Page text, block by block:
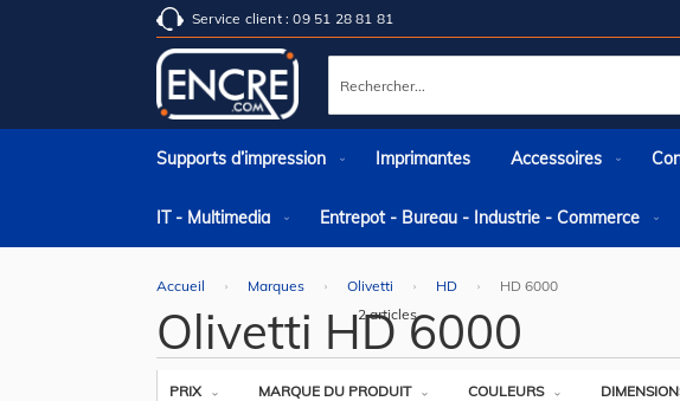
Service client : 09 51 28 81 81
Rechercher
Supports d’impression Imprimantes Accessoires
IT - Multimedia Entrepot - Bureau - Industrie - Commerce
Accueil Marques Olivetti HD HD 6000
Olivetti HD 6000
PRIX MARQUE DU PRODUIT COULEURS
2articles